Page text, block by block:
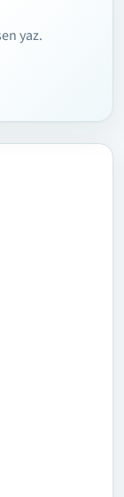
yaz.